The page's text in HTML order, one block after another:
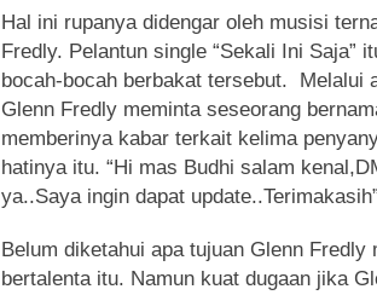
Hal ini rupanya didengar oleh musisi
Fredly. Pelantun single “Sekali Ini Saja”
bocah-bocah berbakat tersebut. Melalui
Glenn Fredly meminta seseorang
memberinya kabar terkait kelima
hatinya itu. “Hi mas Budhi salam
ya..Saya ingin dapat
Belum diketahui apa tujuan Glenn Fredly
bertalenta itu. Namun kuat dugaan jika